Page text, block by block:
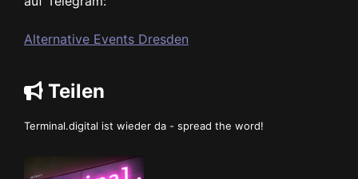
Alternative Events Dresden
Teilen
Terminal.digital ist wieder da - spread the word!